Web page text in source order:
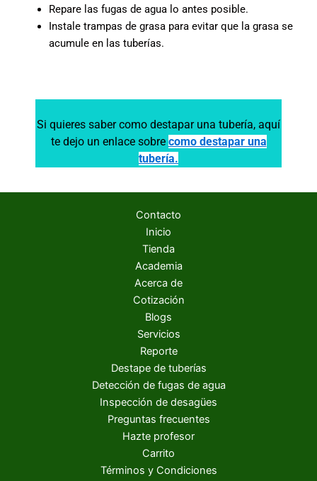
Repare las fugas de agua lo antes posible.
Instale trampas de grasa para evitar que la grasa se
acumule en las tuberías.
Si quieres saber como destapar una tubería, aquí
te dejo un enlace sobre como destapar una
tubería.
Contacto
Inicio
Tienda
Academia
Acerca de
Cotización
Blogs
Servicios
Reporte
Destape de tuberías
Detección de fugas de agua
Inspección de desagües
Preguntas frecuentes
Hazte profesor
Carrito
Términos y Condiciones